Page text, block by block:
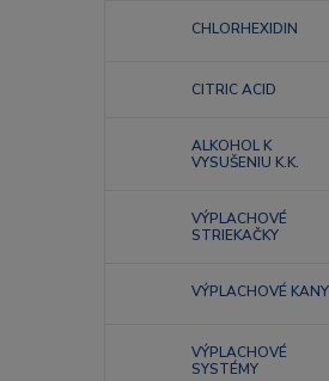
CHLORHEXIDIN
CITRIC ACID
ALKOHOL K
VYSUŠENIU K.K.
VÝPLACHOVÉ
STRIEKAČKY
VÝPLACHOVÉ
VÝPLACHOVÉ
SYSTÉMY